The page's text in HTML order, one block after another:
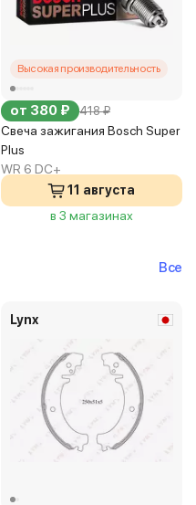
Высокая производительность
от 380 ₽ 418 ₽
Свеча зажигания Bosch Super
Plus
WR 6 DC+
11 августа
в 3 магазинах
Все
Lynx